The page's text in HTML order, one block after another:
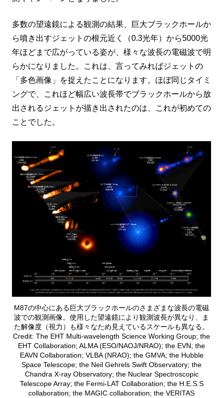
多数の望遠鏡による観測の結果、巨大ブラックホールか
ら噴き出すジェットの根元近く（0.3光年）から5000光
年ほどまで広がっている姿が、様々な波長の電磁波で明
らかになりました。これは、言ってみればジェットの
「多色画像」を捉えたことになります。ほぼ同じタイミ
ングで、これほど幅広い波長帯でブラックホールから放
出されるジェットが描き出されたのは、これが初めての
ことでした。
M87の中心にある巨大ブラックホールのさまざまな波長の電磁
波での観測画像。使用した望遠鏡により観測波長が異なり、ま
た解像度（視力）も様々なため見えているスケールも異なる。
Credit: The EHT Multi-wavelength Science Working Group; the
EHT Collaboration; ALMA (ESO/NAOJ/NRAO); the EVN; the
EAVN Collaboration; VLBA (NRAO); the GMVA; the Hubble
Space Telescope; the Neil Gehrels Swift Observatory; the
Chandra X-ray Observatory; the Nuclear Spectroscopic
Telescope Array; the Fermi-LAT Collaboration; the H.E.S.S
collaboration; the MAGIC collaboration; the VERITAS